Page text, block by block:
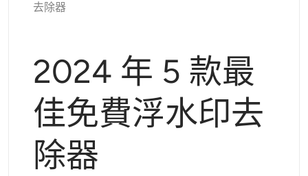
視頻效果
AI親吻生成器
AI擁抱生成器
以圖生圖
文字轉圖片
支援的人工智慧模型
Seedream 5.0 專業版
人工智慧工具
相片編輯與創作工具
照片增強器
去除器
2024 年 5 款最
佳免費浮水印去
除器